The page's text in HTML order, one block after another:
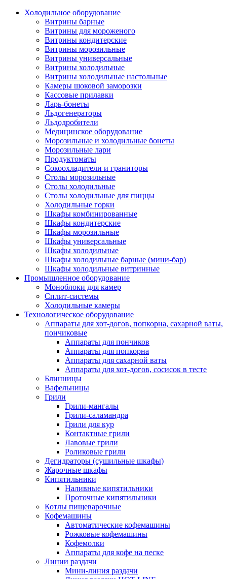
Холодильное оборудование
Витрины барные
Витрины для мороженого
Витрины кондитерские
Витрины морозильные
Витрины универсальные
Витрины холодильные
Витрины холодильные настольные
Камеры шоковой заморозки
Кассовые прилавки
Ларь-бонеты
Льдогенераторы
Льдодробители
Медицинское оборудование
Морозильные и холодильные бонеты
Морозильные лари
Продуктоматы
Сокоохладители и граниторы
Столы морозильные
Столы холодильные
Столы холодильные для пиццы
Холодильные горки
Шкафы комбинированные
Шкафы кондитерские
Шкафы морозильные
Шкафы универсальные
Шкафы холодильные
Шкафы холодильные барные (мини-бар)
Шкафы холодильные витринные
Промышленное оборудование
Моноблоки для камер
Сплит-системы
Холодильные камеры
Технологическое оборудование
Аппараты для хот-догов, попкорна, сахарной ваты,
пончиковые
Аппараты для пончиков
Аппараты для попкорна
Аппараты для сахарной ваты
Аппараты для хот-догов, сосисок в тесте
Блинницы
Вафельницы
Грили
Грили-мангалы
Грили-саламандра
Грили для кур
Контактные грили
Лавовые грили
Роликовые грили
Дегидраторы (сушильные шкафы)
Жарочные шкафы
Кипятильники
Наливные кипятильники
Проточные кипятильники
Котлы пищеварочные
Кофемашины
Автоматические кофемашины
Рожковые кофемашины
Кофемолки
Аппараты для кофе на песке
Линии раздачи
Мини-линия раздачи